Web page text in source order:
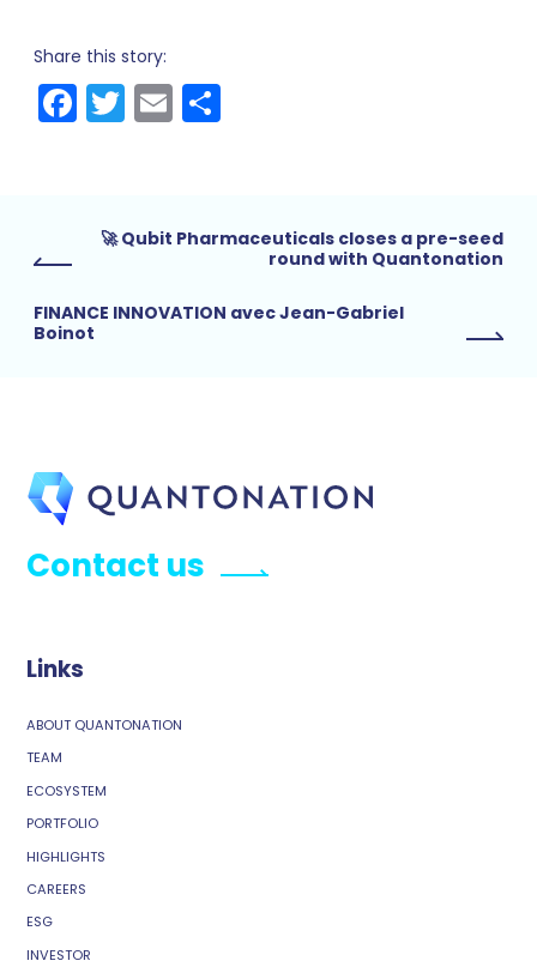
Share this story:
Facebook
Twitter
Email
🚀 Qubit Pharmaceuticals closes a pre-seed
round with Quantonation
FINANCE INNOVATION avec Jean-Gabriel
Boinot
Contact us
Links
ABOUT QUANTONATION
TEAM
ECOSYSTEM
PORTFOLIO
HIGHLIGHTS
CAREERS
ESG
INVESTOR